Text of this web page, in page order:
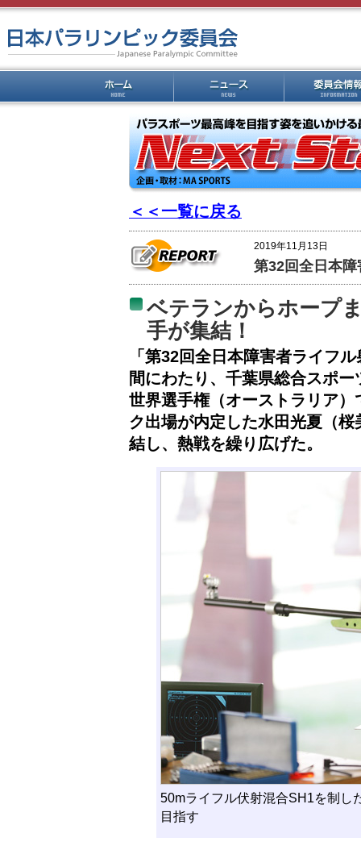
＜＜一覧に戻る
2019年11月13日
第32回全日本
ベテランからホープ
手が集結！
「第32回全日本障害者ライフ
間にわたり、千葉県総合スポ
世界選手権（オーストラリア
ク出場が内定した水田光夏（
結し、熱戦を繰り広げた。
50mライフル伏射混合SH1を制し
目指す